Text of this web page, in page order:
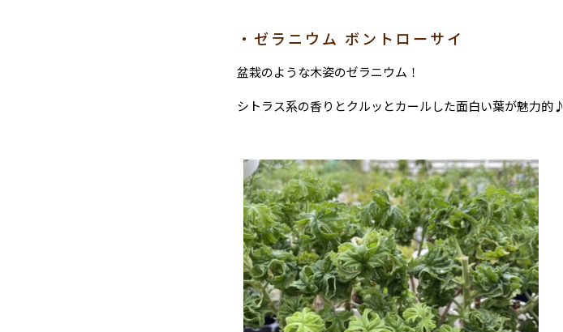
・ゼラニウム ボントローサイ
盆栽のような木姿のゼラニウム！
シトラス系の香りとクルッとカールした面白い葉が魅力的♪